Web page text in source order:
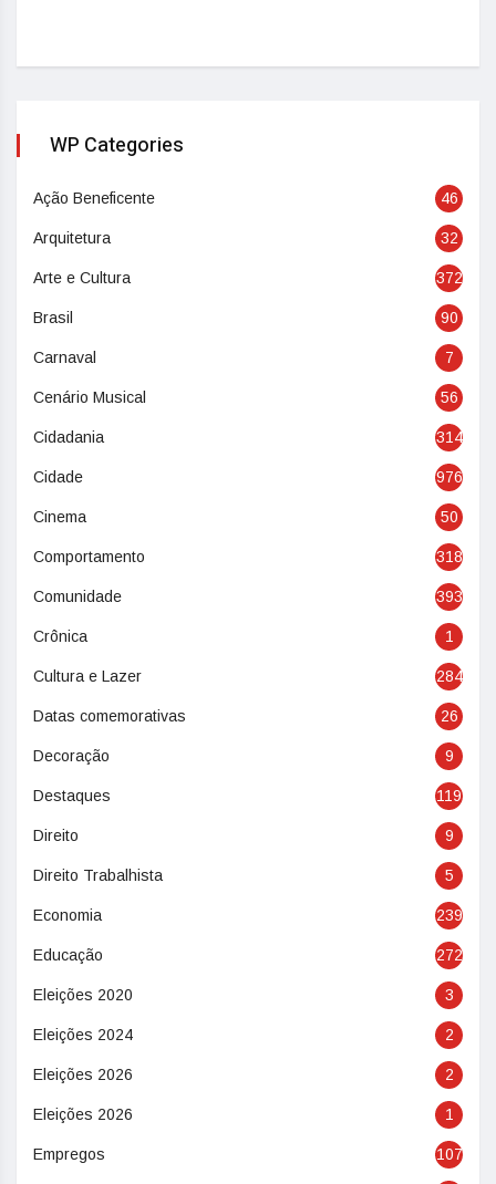
WP Categories
Ação Beneficente 46
Arquitetura 32
Arte e Cultura 372
Brasil 90
Carnaval 7
Cenário Musical 56
Cidadania 314
Cidade 976
Cinema 50
Comportamento 318
Comunidade 393
Crônica 1
Cultura e Lazer 284
Datas comemorativas 26
Decoração 9
Destaques 119
Direito 9
Direito Trabalhista 5
Economia 239
Educação 272
Eleições 2020 3
Eleições 2024 2
Eleições 2026 2
Eleições 2026 1
Empregos 107